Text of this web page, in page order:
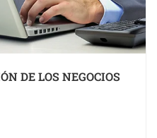
DE LOS NEGOCIOS